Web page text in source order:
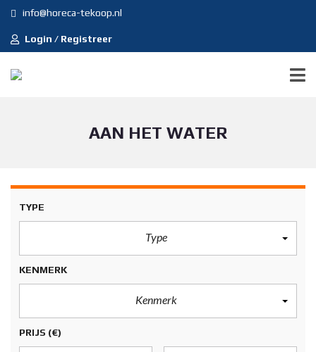
info@horeca-tekoop.nl
Login / Registreer
AAN HET WATER
TYPE
Type
KENMERK
Kenmerk
PRIJS (€)